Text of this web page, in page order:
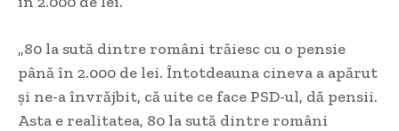
„80 la sută dintre români trăiesc cu o pensie
până în 2.000 de lei. Întotdeauna cineva a apărut
şi ne-a învrăjbit, că uite ce face PSD-ul, dă pensii.
Asta e realitatea, 80 la sută dintre români